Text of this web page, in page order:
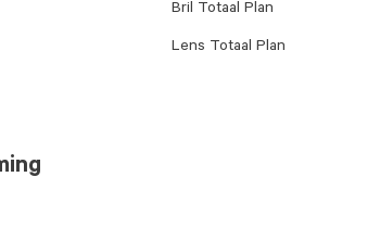
Bril Totaal Plan
Lens Totaal Plan